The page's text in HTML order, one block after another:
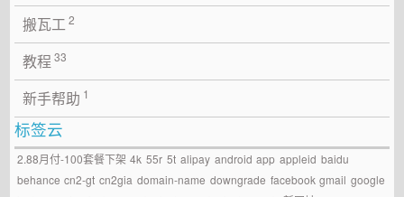
搬瓦工 2
教程 33
新手帮助 1
标签云
2.88月付-100套餐下架 4k 55r 5t alipay android app appleid baidu
behance cn2-gt cn2gia domain-name downgrade facebook gmail google